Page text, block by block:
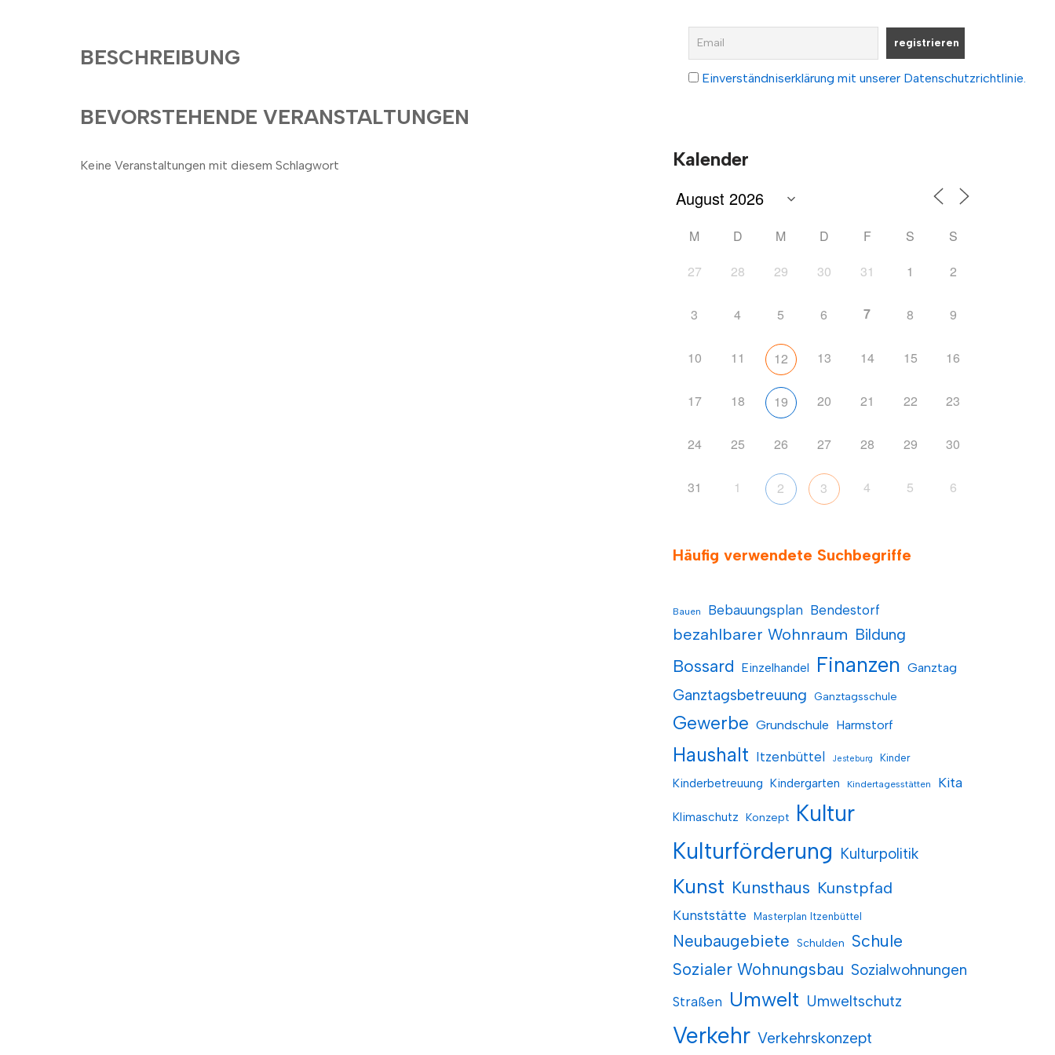
BESCHREIBUNG
BEVORSTEHENDE VERANSTALTUNGEN
Keine Veranstaltungen mit diesem Schlagwort
Einverständniserklärung mit unserer Datenschutzrichtlinie.
Kalender
M D M D F S
S
27
28 29 30 31 1 2
3 4 5 6 7 8 9
10 11 12 13 14 15 16
17 18 19 20 21 22 23
24 25 26 27 28 29 30
31 1 2 3 4 5 6
Häufig verwendete Suchbegriffe
Bauen Bebauungsplan Bendestorf
bezahlbarer Wohnraum Bildung
Bossard Einzelhandel Finanzen Ganztag
Ganztagsbetreuung Ganztagsschule
Gewerbe Grundschule Harmstorf
Haushalt Itzenbüttel Jesteburg Kinder
Kinderbetreuung Kindergarten Kindertagesstätten Kita
Klimaschutz Konzept
Kultur
Kulturförderung Kulturpolitik
Kunst Kunsthaus Kunstpfad
Kunststätte Masterplan Itzenbüttel
Neubaugebiete Schulden
Schule
Sozialer Wohnungsbau Sozialwohnungen
Straßen Umwelt Umweltschutz
Verkehr Verkehrskonzept